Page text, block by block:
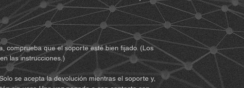
comprueba que el soporte esté bien fijado. (Los
las instrucciones.)
se acepta la devolución mientras el soporte y,
Aun así, los
no se pueden
reales de
muestra.
condición física
equipos que puedan
También debe
sus capacidades y
segura.
3. Debe ser mayor
responsabilidad del
4. Debe leer y
e indicaciones: